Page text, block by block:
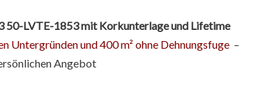
50-LVTE-1853mit Korkunterlage und Lifetime
und 400 m² ohne Dehnungsfuge –
Angebot